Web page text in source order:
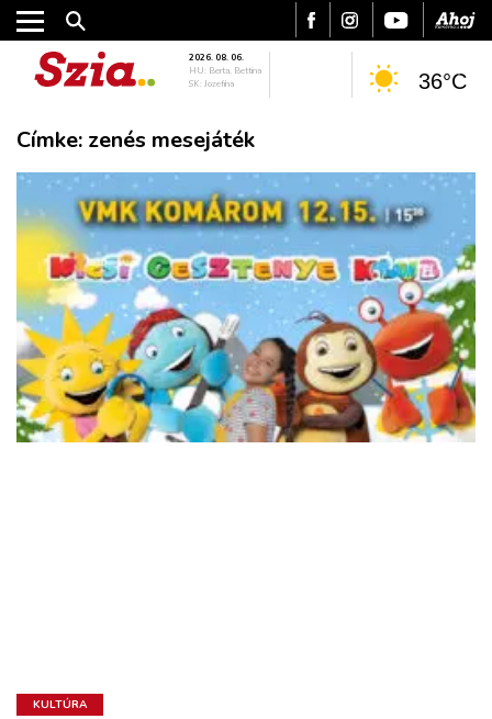
VÁROS
RÉGIÓ
SPORT
KULTÚRA
PODCAST
MIX
2026. 08. 06.
HU: Berta, Bettina
SK: Jozefína
36°C
Címke: zenés mesejáték
KULTÚRA